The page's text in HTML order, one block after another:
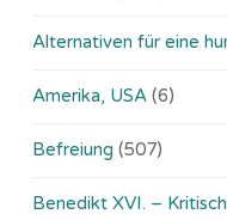
Alternativen für eine
Amerika, USA (6)
Befreiung (507)
Benedikt XVI. –